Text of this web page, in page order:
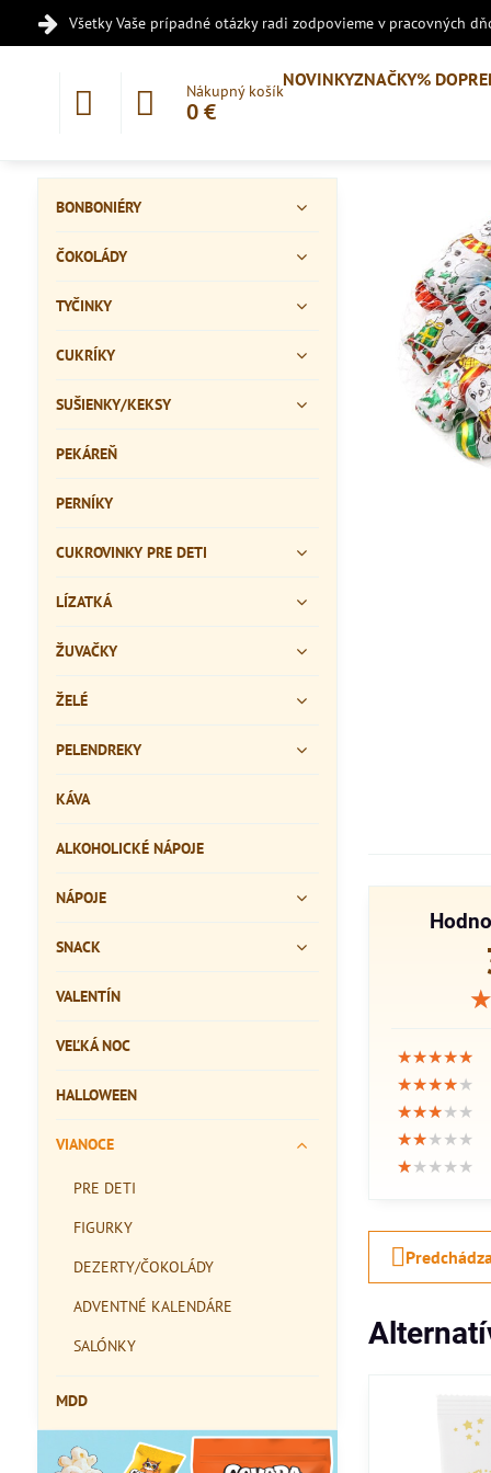
Všetky Vaše prípadné otázky radi zodpovieme v pracovných
Nákupný košík
0 €
NOVINKYZNAČKY%
★★★★★
★★★★★
★★★★★
★★★★★
★★★★★
★★★★★
★★★★★
★★★★★
★★★★★
★★★★★
★★★★★
★★★★★
★★★★★
★★★★★
★★★★★
BONBONIÉRY
ČOKOLÁDY
TYČINKY
CUKRÍKY
SUŠIENKY/KEKSY
PEKÁREŇ
PERNÍKY
CUKROVINKY PRE DETI
LÍZATKÁ
ŽUVAČKY
ŽELÉ
PELENDREKY
KÁVA
ALKOHOLICKÉ NÁPOJE
NÁPOJE
SNACK
VALENTÍN
VEĽKÁ NOC
HALLOWEEN
VIANOCE
PRE DETI
FIGURKY
DEZERTY/ČOKOLÁDY
ADVENTNÉ KALENDÁRE
SALÓNKY
MDD